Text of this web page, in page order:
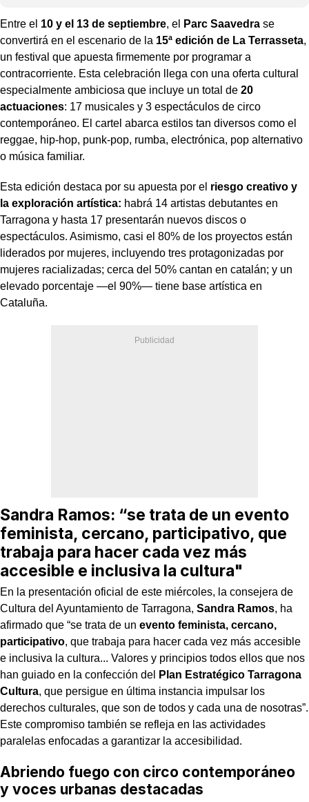
Entre el 10 y el 13 de septiembre, el Parc Saavedra se
convertirá en el escenario de la 15ª edición de La Terrasseta,
un festival que apuesta firmemente por programar a
contracorriente. Esta celebración llega con una oferta cultural
especialmente ambiciosa que incluye un total de 20
actuaciones: 17 musicales y 3 espectáculos de circo
contemporáneo. El cartel abarca estilos tan diversos como el
reggae, hip-hop, punk-pop, rumba, electrónica, pop alternativo
o música familiar.
Esta edición destaca por su apuesta por el riesgo creativo y
la exploración artística: habrá 14 artistas debutantes en
Tarragona y hasta 17 presentarán nuevos discos o
espectáculos. Asimismo, casi el 80% de los proyectos están
liderados por mujeres, incluyendo tres protagonizadas por
mujeres racializadas; cerca del 50% cantan en catalán; y un
elevado porcentaje —el 90%— tiene base artística en
Cataluña.
Sandra Ramos: “se trata de un evento
feminista, cercano, participativo, que
trabaja para hacer cada vez más
accesible e inclusiva la cultura"
En la presentación oficial de este miércoles, la consejera de
Cultura del Ayuntamiento de Tarragona, Sandra Ramos, ha
afirmado que “se trata de un evento feminista, cercano,
participativo, que trabaja para hacer cada vez más accesible
e inclusiva la cultura... Valores y principios todos ellos que nos
han guiado en la confección del
Plan Estratégico Tarragona
Cultura, que persigue en última instancia impulsar los
derechos culturales, que son de todos y cada una de nosotras”.
Este compromiso también se refleja en las actividades
paralelas enfocadas a garantizar la accesibilidad.
Abriendo fuego con circo contemporáneo
y voces urbanas destacadas